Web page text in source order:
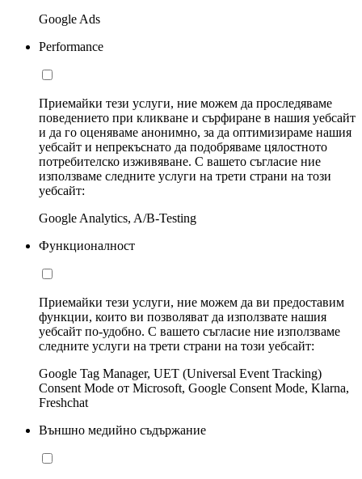
Google Ads
Performance
Приемайки тези услуги, ние можем да проследяваме
поведението при кликване и сърфиране в нашия уебсайт
и да го оценяваме анонимно, за да оптимизираме нашия
уебсайт и непрекъснато да подобряваме цялостното
потребителско изживяване. С вашето съгласие ние
използваме следните услуги на трети страни на този
уебсайт:
Google Analytics, A/B-Testing
Функционалност
Приемайки тези услуги, ние можем да ви предоставим
функции, които ви позволяват да използвате нашия
уебсайт по-удобно. С вашето съгласие ние използваме
следните услуги на трети страни на този уебсайт:
Google Tag Manager, UET (Universal Event Tracking)
Consent Mode от Microsoft, Google Consent Mode, Klarna,
Freshchat
Външно медийно съдържание